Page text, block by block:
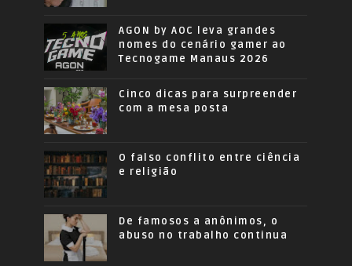
AGON by AOC leva grandes
nomes do cenário gamer ao
Tecnogame Manaus 2026
Cinco dicas para surpreender
com a mesa posta
O falso conflito entre ciência
e religião
De famosos a anônimos, o
abuso no trabalho continua